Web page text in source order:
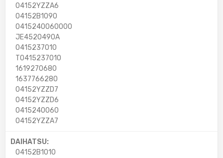
04152YZZA6
04152B1090
0415240060000
JE4520490A
0415237010
T0415237010
1619270680
1637766280
04152YZZD7
04152YZZD6
0415240060
04152YZZA7
DAIHATSU:
04152B1010